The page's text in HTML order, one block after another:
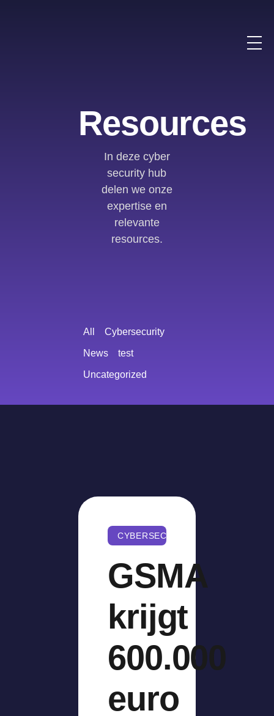
Resources
In deze cyber
security hub
delen we onze
expertise en
relevante
resources.
Cybersecurity
News test
Uncategorized
All
CYBERSECURITY
GSMA
krijgt
600.000
euro